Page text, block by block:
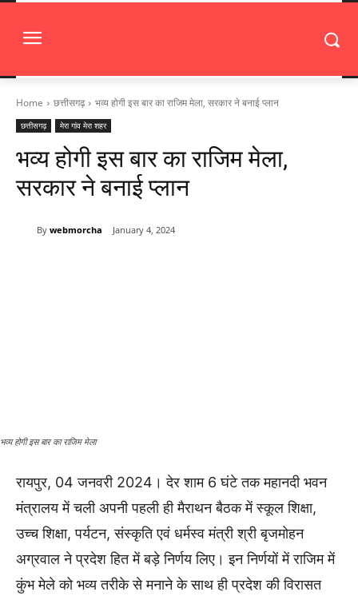
Home छत्तीसगढ़ भव्य होगी इस बार का राजिम मेला, सरकार ने बनाई प्लान
छत्तीसगढ़ मेरा गांव मेरा शहर
भव्य होगी इस बार का राजिम मेला,
सरकार ने बनाई प्लान
By webmorcha January 4, 2024
भव्य होगी इस बार का राजिम मेला
रायपुर, 04 जनवरी 2024। देर शाम 6 घंटे तक महानदी भवन
मंत्रालय में चली अपनी पहली ही मैराथन बैठक में स्कूल शिक्षा,
उच्च शिक्षा, पर्यटन, संस्कृति एवं धर्मस्व मंत्री श्री बृजमोहन
अग्रवाल ने प्रदेश हित में बड़े निर्णय लिए। इन निर्णयों में राजिम में
कुंभ मेले को भव्य तरीके से मनाने के साथ ही प्रदेश की विरासत